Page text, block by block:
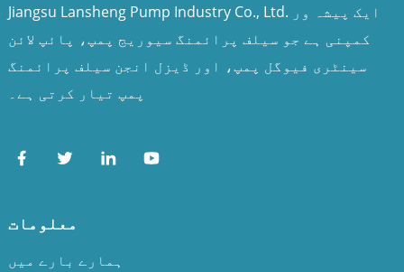
Jiangsu Lansheng Pump Industry Co., Ltd. ایک پیشہ ور
کمپنی ہے جو سیلف پرائمنگ سیوریج پمپ، پائپ لائن
سینٹری فیوگل پمپ، اور ڈیزل انجن سیلف پرائمنگ
پمپ تیار کرتی ہے۔
معلومات
ہمارے بارے میں